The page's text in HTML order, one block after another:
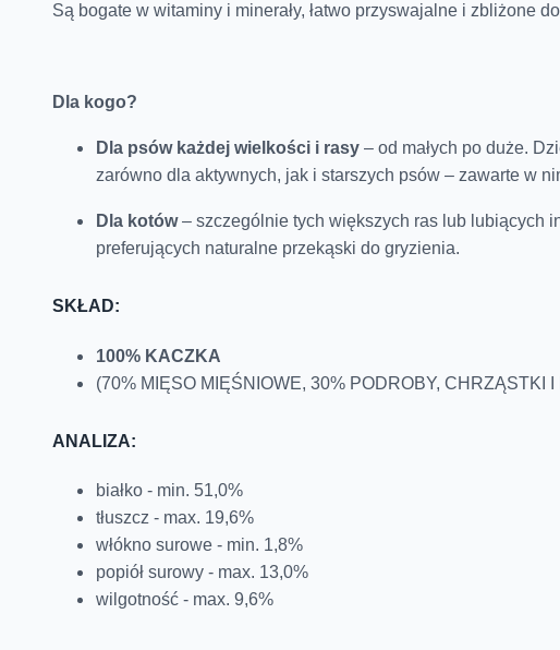
Są bogate w witaminy i minerały, łatwo przyswajalne i zbliżone
Dla kogo?
Dla psów każdej wielkości i rasy – od małych po duże.
zarówno dla aktywnych, jak i starszych psów – zawarte w
Dla kotów– szczególnie tych większych ras lub lubiących
preferujących naturalne przekąski do gryzienia.
SKŁAD:
100% KACZKA
(70% MIĘSO MIĘŚNIOWE, 30% PODROBY, CHRZĄSTKI I
ANALIZA:
białko - min. 51,0%
tłuszcz - max. 19,6%
włókno surowe - min. 1,8%
popiół surowy - max. 13,0%
wilgotność - max. 9,6%